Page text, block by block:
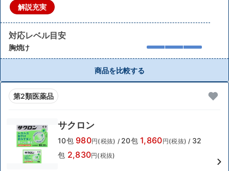
解説充実
対応レベル目安
胸焼け
商品を比較する
第2類医薬品
サクロン
10包 980円(税抜) / 20包 1,860円(税抜) / 32
包 2,830円(税抜)